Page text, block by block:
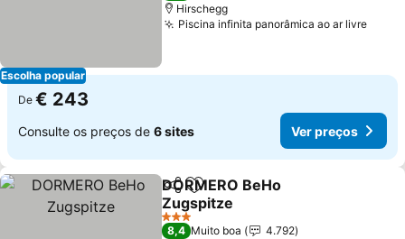
Escolha popular
Hirschegg
Piscina infinita panorâmica ao ar livreVer
De € 243
Consulte os preços de 6 sites Ver preços
PartilharAdicionar aos favoritos
DORMERO BeHo
Zugspitze
Ver preços
3 Estrelas
8,4 Muito boa
4.792